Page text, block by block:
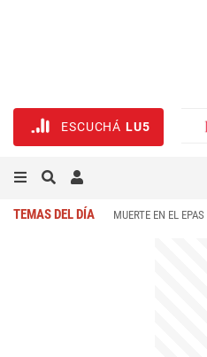
ESCUCHÁ LU5
TEMAS DEL DÍA MUERTE EN EL EPAS